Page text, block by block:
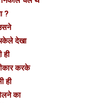
?
देखा
ही
करके
ही
का